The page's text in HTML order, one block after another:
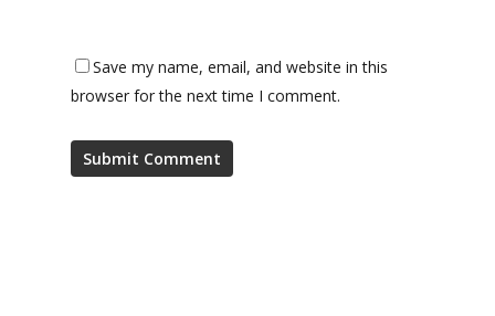
Save my name, email, and website in this
browser for the next time I comment.